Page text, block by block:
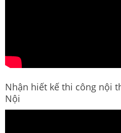
Nhận hiết kế thi công nội
Nội